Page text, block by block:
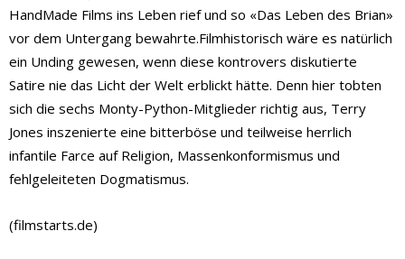
HandMade Films ins Leben rief und so «Das Leben des Brian»
vor dem Untergang bewahrte.Filmhistorisch wäre es natürlich
ein Unding gewesen, wenn diese kontrovers diskutierte
Satire nie das Licht der Welt erblickt hätte. Denn hier tobten
sich die sechs Monty-Python-Mitglieder richtig aus, Terry
Jones inszenierte eine bitterböse und teilweise herrlich
infantile Farce auf Religion, Massenkonformismus und
fehlgeleiteten Dogmatismus.
(filmstarts.de)